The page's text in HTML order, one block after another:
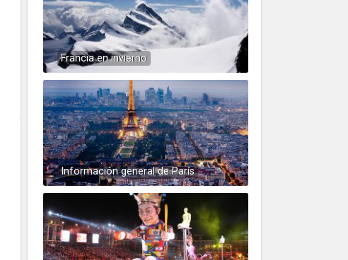
Francia en invierno
Información general de París